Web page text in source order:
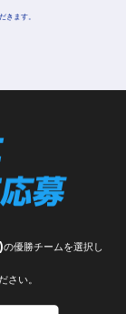
きます。
の優勝チームを選択し
さい。